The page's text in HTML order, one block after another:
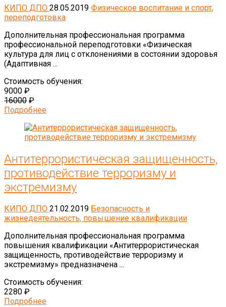
КИПО ДПО 28.05.2019 Физическое воспитание и спорт,
переподготовка
Дополнительная профессиональная программа
профессиональной переподготовки «Физическая
культура для лиц с отклонениями в состоянии здоровья
(Адаптивная ...
Стоимость обучения:
9000 ₽
16000 ₽
Подробнее
Антитеррористическая защищенность,
противодействие терроризму и
экстремизму
КИПО ДПО 21.02.2019 Безопасность и
жизнедеятельность, повышение квалификации
Дополнительная профессиональная программа
повышения квалификации «Антитеррористическая
защищенность, противодействие терроризму и
экстремизму» предназначена ...
Стоимость обучения:
2280 ₽
Подробнее